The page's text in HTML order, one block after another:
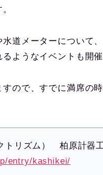
道メーターについて
ようなイベントも開催
ので、すでに満席の
トリズム） 柏原計器
entry/kashikei/